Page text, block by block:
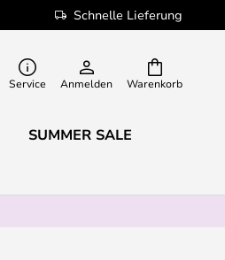
Schnelle Lieferung
Warenkorb
Service Anmelden
SUMMER SALE